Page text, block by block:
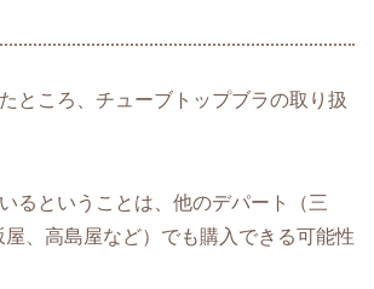
ところ、チューブトップブラの取り扱
るということは、他のデパート（三
、高島屋など）でも購入できる可能性